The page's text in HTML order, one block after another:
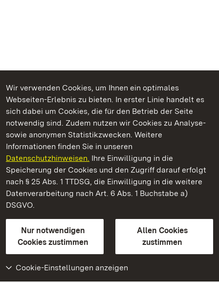
Wir verwenden Cookies, um Ihnen ein optimales
Webseiten-Erlebnis zu bieten. In erster Linie handelt es
sich dabei um Cookies, die für den Betrieb der Seite
notwendig sind. Zudem nutzen wir Cookies zu Analyse-
sowie anonymen Statistikzwecken. Weitere
Informationen finden Sie in unseren
Datenschutzhinweisen. Ihre Einwilligung in die
Speicherung der Cookies und den Zugriff darauf erfolgt
nach § 25 Abs. 1 TTDSG, die Einwilligung in die weitere
Datenverarbeitung nach Art. 6 Abs. 1 Buchstabe a)
DSGVO.
Nur notwendigen
Cookies zustimmen
Allen Cookies
zustimmen
Cookie-Einstellungen anzeigen
Kommen. Staunen. Genießen.
Hochburg bei Emmendingen
Staatliche Schlösser und Gärten Baden-Württemberg
Kontakt
GebärdenspracheLeichte Sprache
Erklärung zur Barrierefreiheit
BITV-konform (geprüfte Seiten)
Weiteres